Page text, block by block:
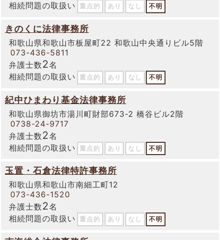
相続問題の取扱い
重点的 あり なし 不明
きのくに法律事務所
和歌山県和歌山市板屋町22 和歌山中央通りビル5階
073-436-5811
弁護士数2名
相続問題の取扱い
重点的 あり なし 不明
紀中ひまわり基金法律事務所
和歌山県御坊市湯川町財部673-2 橋谷ビル2階
0738-24-9717
弁護士数2名
相続問題の取扱い
重点的 あり なし 不明
玉置・石倉法律特許事務所
和歌山県和歌山市南細工町12
073-436-1520
弁護士数2名
相続問題の取扱い
重点的 あり なし 不明